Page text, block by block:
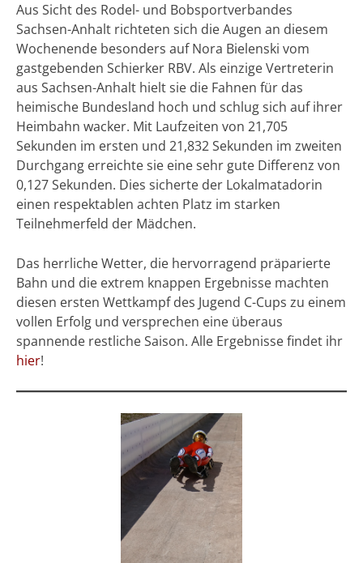
Aus Sicht des Rodel- und Bobsportverbandes
Sachsen-Anhalt richteten sich die Augen an diesem
Wochenende besonders auf Nora Bielenski vom
gastgebenden Schierker RBV. Als einzige Vertreterin
aus Sachsen-Anhalt hielt sie die Fahnen für das
heimische Bundesland hoch und schlug sich auf ihrer
Heimbahn wacker. Mit Laufzeiten von 21,705
Sekunden im ersten und 21,832 Sekunden im zweiten
Durchgang erreichte sie eine sehr gute Differenz von
0,127 Sekunden. Dies sicherte der Lokalmatadorin
einen respektablen achten Platz im starken
Teilnehmerfeld der Mädchen.
Das herrliche Wetter, die hervorragend präparierte
Bahn und die extrem knappen Ergebnisse machten
diesen ersten Wettkampf des Jugend C-Cups zu einem
vollen Erfolg und versprechen eine überaus
spannende restliche Saison. Alle Ergebnisse findet ihr
hier!